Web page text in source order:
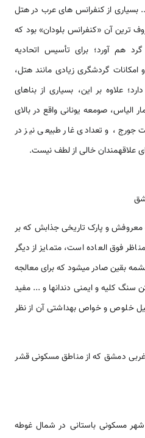
بسیاری از کنفرانس های عرب در هتل
ترین آن «کنفرانس بلودان» بود که
عرب را گرد هم آورد؛ برای تأسیس اتحادیه
امکانات گردشگری زیادی مانند هتل،
علاوه بر این، بسیاری از بناهای
الیاس، صومعه یونانی واقع در بالای
و تعدادی غار طبیعی نیز در
علاقه­مندان خالی از لطف نیست.
معروفش و پارک تاریخی جذابش که بر
فوق العاده است، متمایز از دیگر
بقین صادر می­شود که برای معالجه
سنگ کلیه و ایمنی دندان­ها و ... مفید
خلوص و خواص بهداشتی آن از نظر
دمشق که از مناطق مسکونی قشر
مسکونی باستانی در شمال غوطه